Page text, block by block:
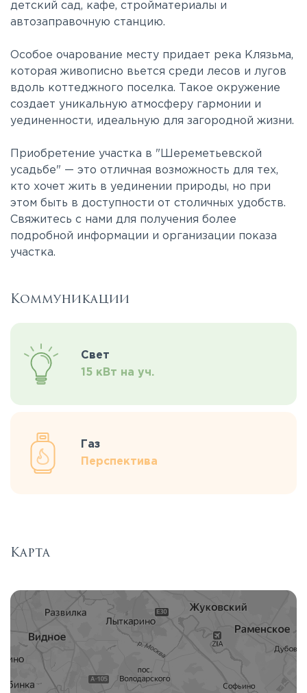
детский сад, кафе, стройматериалы и
автозаправочную станцию.
Особое очарование месту придает река Клязьма,
которая живописно вьется среди лесов и лугов
вдоль коттеджного поселка. Такое окружение
создает уникальную атмосферу гармонии и
уединенности, идеальную для загородной жизни.
Приобретение участка в "Шереметьевской
усадьбе" — это отличная возможность для тех,
кто хочет жить в уединении природы, но при
этом быть в доступности от столичных удобств.
Свяжитесь с нами для получения более
подробной информации и организации показа
участка.
Коммуникации
Свет
15 кВт на уч.
Газ
Перспектива
Карта